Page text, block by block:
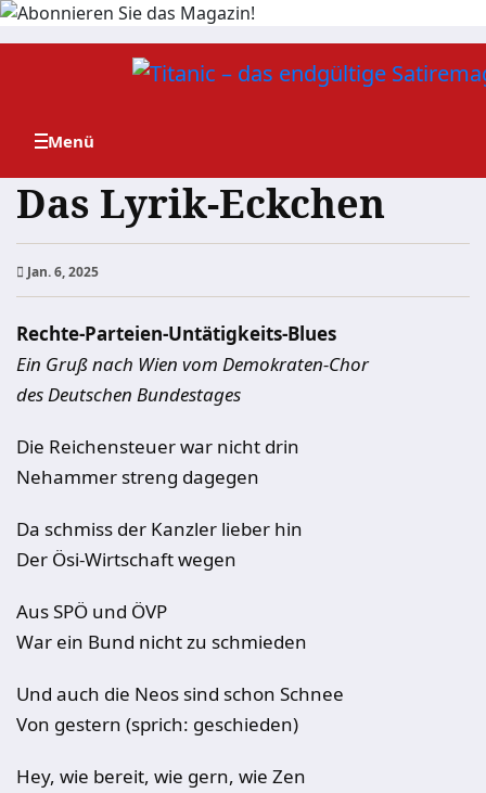
Zum
Das Lyrik-Eckchen
Jan. 6, 2025
Rechte-Parteien-Untätigkeits-Blues
Ein Gruß nach Wien vom Demokraten-Chor
des Deutschen Bundestages
Die Reichensteuer war nicht drin
Nehammer streng dagegen
Da schmiss der Kanzler lieber hin
Der Ösi-Wirtschaft wegen
Aus SPÖ und ÖVP
War ein Bund nicht zu schmieden
Und auch die Neos sind schon Schnee
Von gestern (sprich: geschieden)
Hey, wie bereit, wie gern, wie Zen